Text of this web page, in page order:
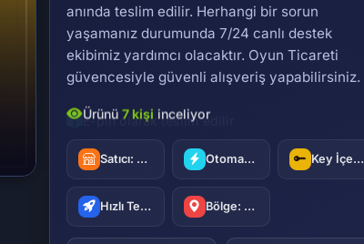
anında teslim edilir. Herhangi bir sorun
yaşamanız durumunda 7/24 canlı destek
ekibimiz yardımcı olacaktır. Oyun Ticareti
güvencesiyle güvenli alışveriş yapabilirsiniz.
E-pin olarak teslim edilir
Satıcı:
oyuncu42 Otomatik Teslimat Key İçerir
Hızlı Teslimat Bölge: Türkiye